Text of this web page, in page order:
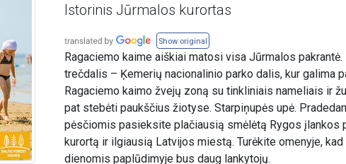
Istorinis Jūrmalos kurortas
Show original
Ragaciemo kaime aiškiai matosi visa Jūrmalos
trečdalis – Ķemerių nacionalinio parko dalis, kur galima
Ragaciemo kaimo žvejų zoną su tinkliniais nameliais ir
pat stebėti paukščius žiotyse. Starpiņupės upė.
pėsčiomis pasieksite plačiausią smėlėtą Rygos įlankos
kurortą ir ilgiausią Latvijos miestą. Turėkite omenyje,
dienomis paplūdimyje bus daug lankytojų.